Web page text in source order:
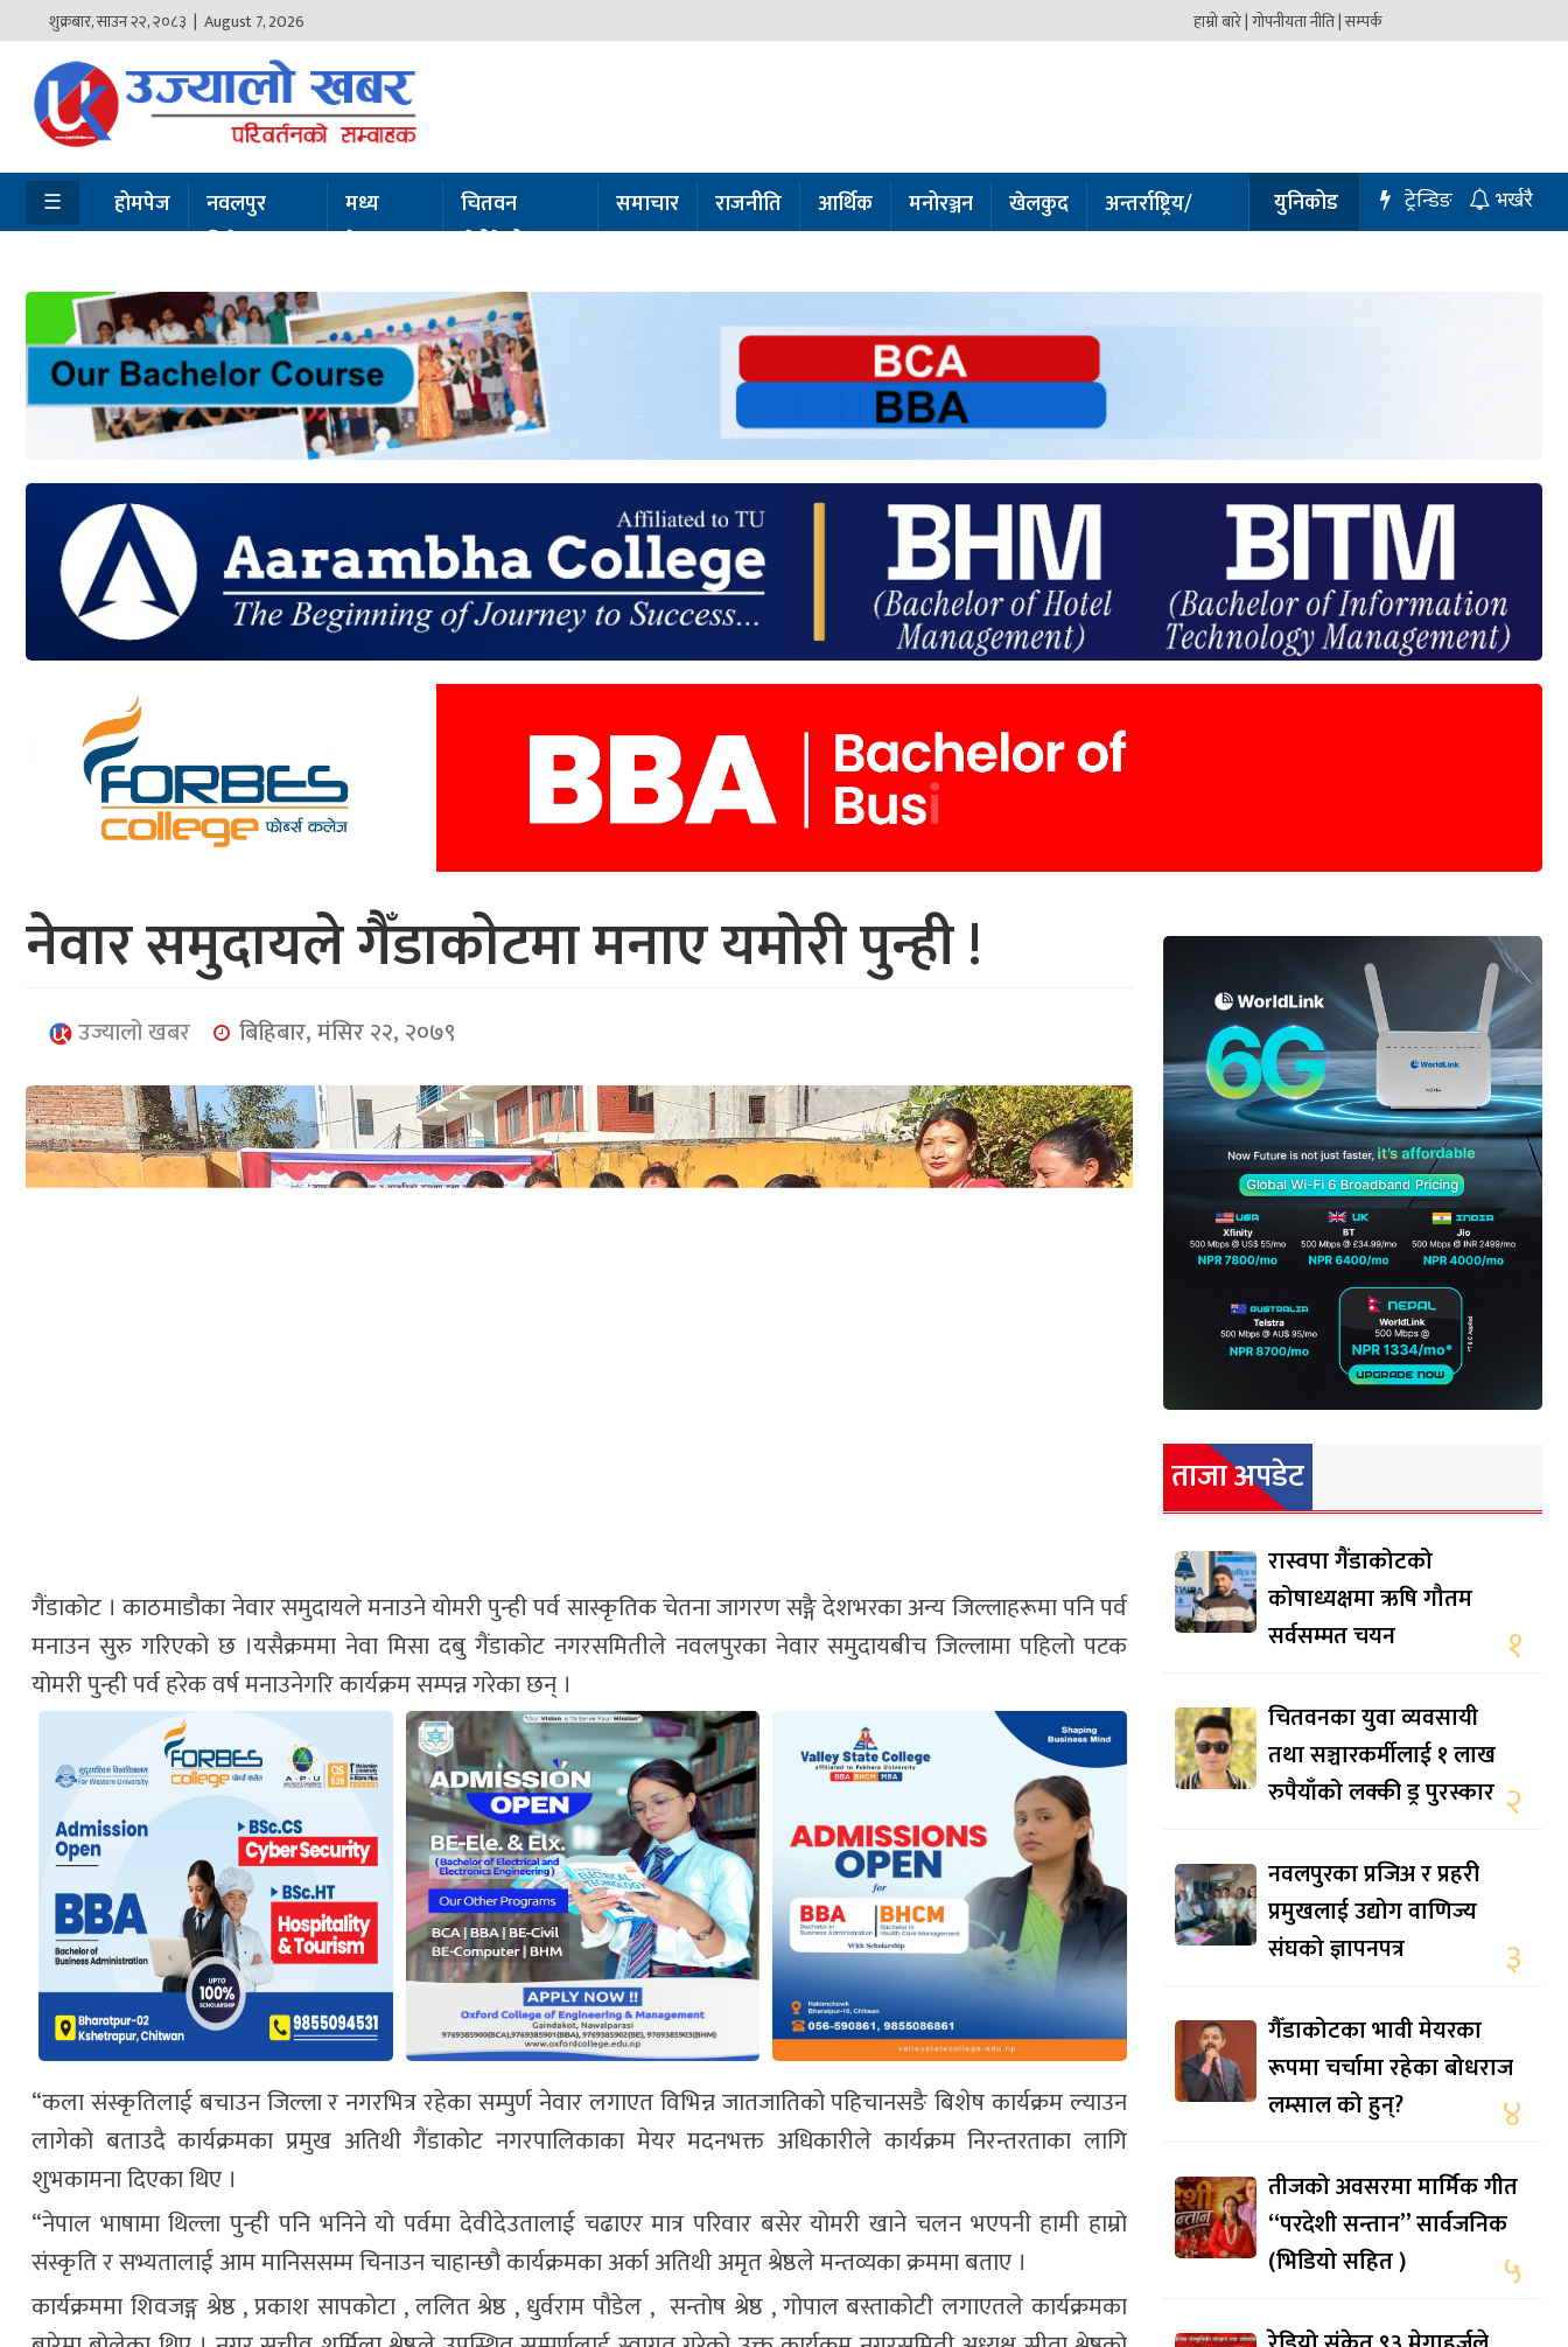
हाम्रो बारे |गोपनीयता नीति |सम्पर्क
शुक्रबार,साउन२२,२०८३ | August 7, 2026
होमपेज
नवलपुर
विशेष
चितवन
सेरोफेरो
राजनीति
आर्थिक
मनोरञ्जन
युनिकोड
☰ होमपेज
नवलपुर
विशेष
मध्य
नेपाल
चितवन
सेरोफेरो
समाचार राजनीति आर्थिक मनोरञ्जन खेलकुद
अन्तर्राष्ट्रिय/
प्रबास
युनिकोड भर्खरै
ट्रेन्डिङ
नेवार समुदायले गैँडाकाेटमा मनाए यमोरी पुन्ही !
उज्यालो खबर बिहिबार, मंसिर २२, २०७९
गैंडाकोट । काठमाडौका नेवार समुदायले मनाउने योमरी पुन्ही पर्व सास्कृतिक चेतना जागरण सङ्गै देशभरका अन्य जिल्लाहरूमा पनि पर्व
मनाउन सुरु गरिएको छ ।यसैक्रममा नेवा मिसा दबु गैंडाकोट नगरसमितीले नवलपुरका नेवार समुदायबीच जिल्लामा पहिलो पटक
योमरी पुन्ही पर्व हरेक वर्ष मनाउनेगरि कार्यक्रम सम्पन्न गरेका छन् ।
“कला संस्कृतिलाई बचाउन जिल्ला र नगरभित्र रहेका सम्पुर्ण नेवार लगाएत विभिन्न जातजातिको पहिचानसङै बिशेष कार्यक्रम ल्याउन
लागेको बताउदै कार्यक्रमका प्रमुख अतिथी गैंडाकोट नगरपालिकाका मेयर मदनभक्त अधिकारीले कार्यक्रम निरन्तरताका लागि
शुभकामना दिएका थिए ।
“नेपाल भाषामा थिल्ला पुन्ही पनि भनिने यो पर्वमा देवीदेउतालाई चढाएर मात्र परिवार बसेर योमरी खाने चलन भएपनी हामी हाम्रो
संस्कृति र सभ्यतालाई आम मानिससम्म चिनाउन चाहान्छौ कार्यक्रमका अर्का अतिथी अमृत श्रेष्ठले मन्तव्यका क्रममा बताए ।
कार्यक्रममा शिवजङ्ग श्रेष्ठ , प्रकाश सापकोटा , ललित श्रेष्ठ , धुर्वराम पौडेल , सन्तोष श्रेष्ठ , गोपाल बस्ताकोटी लगाएतले कार्यक्रमका
ताजा अपडेट
रास्वपा गैंडाकोटको
कोषाध्यक्षमा ऋषि गौतम
सर्वसम्मत चयन
१
चितवनका युवा व्यवसायी
तथा सञ्चारकर्मीलाई १ लाख
रुपैयाँको लक्की ड्र पुरस्कार २
नवलपुरका प्रजिअ र प्रहरी
प्रमुखलाई उद्योग वाणिज्य
संघको ज्ञापनपत्र
३
गैँडाकोटका भावी मेयरका
रूपमा चर्चामा रहेका बोधराज
लम्साल को हुन्?
४
तीजको अवसरमा मार्मिक गीत
“परदेशी सन्तान” सार्वजनिक
(भिडियो सहित )
५